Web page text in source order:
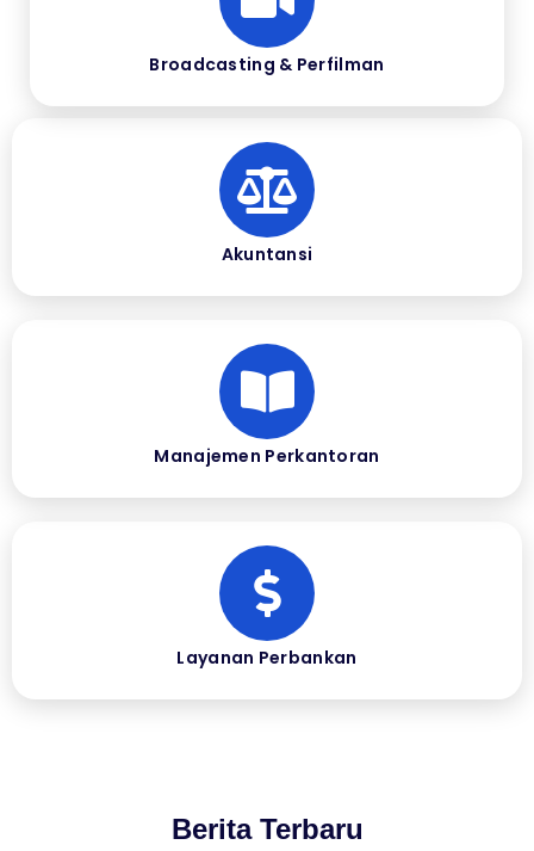
Broadcasting & Perfilman
Akuntansi
Manajemen Perkantoran
Layanan Perbankan
Berita Terbaru